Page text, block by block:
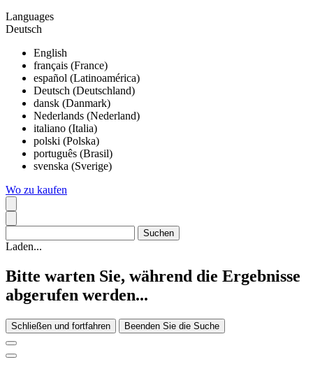
Languages
Deutsch
English
français (France)
español (Latinoamérica)
Deutsch (Deutschland)
dansk (Danmark)
Nederlands (Nederland)
italiano (Italia)
polski (Polska)
português (Brasil)
svenska (Sverige)
Wo zu kaufen
Laden...
Bitte warten Sie, während die Ergebnisse
abgerufen werden...
Schließen und fortfahren Beenden Sie die Suche